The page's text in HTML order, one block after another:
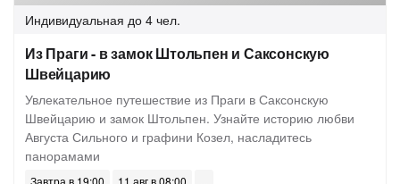
Индивидуальная до 4 чел.
Из Праги - в замок Штольпен и Саксонскую
Швейцарию
Увлекательное путешествие из Праги в Саксонскую
Швейцарию и замок Штольпен. Узнайте историю любви
Августа Сильного и графини Козел, насладитесь
панорамами
Завтра в 19:00
11 авг в 08:00